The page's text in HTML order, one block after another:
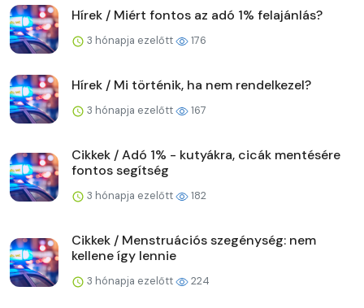
Hírek / Miért fontos az adó 1% felajánlás?
3 hónapja ezelőtt 176
Hírek / Mi történik, ha nem rendelkezel?
3 hónapja ezelőtt 167
Cikkek / Adó 1% - kutyákra, cicák mentésére
fontos segítség
3 hónapja ezelőtt 182
Cikkek / Menstruációs szegénység: nem
kellene így lennie
3 hónapja ezelőtt 224